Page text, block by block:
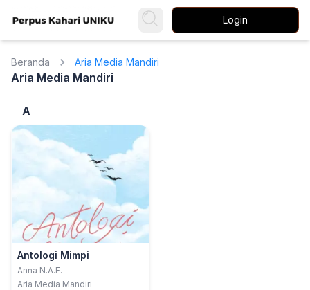
Login
Beranda Aria Media Mandiri
Aria Media Mandiri
A
Antologi Mimpi
Anna N.A.F.
Aria Media Mandiri